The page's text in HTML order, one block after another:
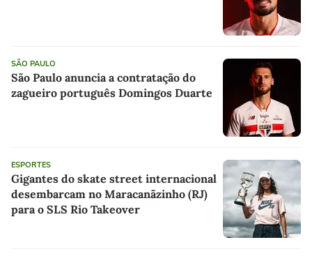
SÃO PAULO
São Paulo anuncia a contratação do
zagueiro português Domingos Duarte
ESPORTES
Gigantes do skate street internacional
desembarcam no Maracanãzinho (RJ)
para o SLS Rio Takeover